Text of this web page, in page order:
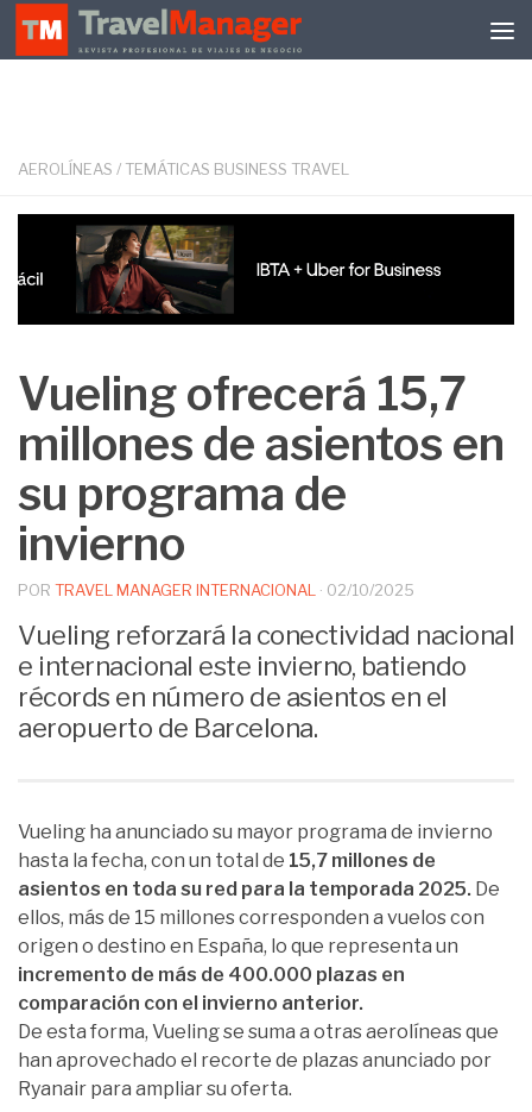
Debajo del contenido
AEROLÍNEAS / TEMÁTICAS BUSINESS TRAVEL
Vueling ofrecerá 15,7
millones de asientos en
su programa de
invierno
POR TRAVEL MANAGER INTERNACIONAL · 02/10/2025
Vueling reforzará la conectividad nacional
e internacional este invierno, batiendo
récords en número de asientos en el
aeropuerto de Barcelona.
Vueling ha anunciado su mayor programa de invierno
hasta la fecha, con un total de 15,7 millones de
asientos en toda su red para la temporada 2025. De
ellos, más de 15 millones corresponden a vuelos con
origen o destino en España, lo que representa un
incremento de más de 400.000 plazas en
comparación con el invierno anterior.
De esta forma, Vueling se suma a otras aerolíneas que
han aprovechado el recorte de plazas anunciado por
Ryanair para ampliar su oferta.